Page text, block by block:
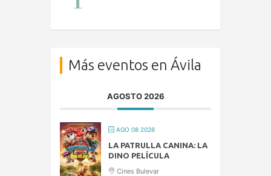
Más eventos en Ávila
AGOSTO 2026
AGO 08 2026
LA PATRULLA CANINA: LA
DINO PELÍCULA
Cines Bulevar